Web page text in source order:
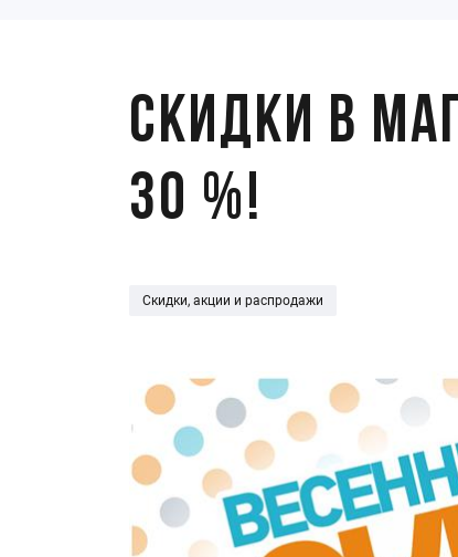
Скидки в
30 %!
Скидки, акции и распродажи